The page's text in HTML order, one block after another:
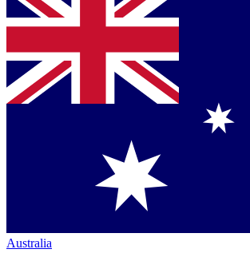
Australia